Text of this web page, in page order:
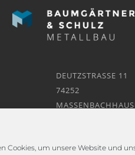
Cookies, um unsere Website und
DEUTZSTRASSE 11
74252